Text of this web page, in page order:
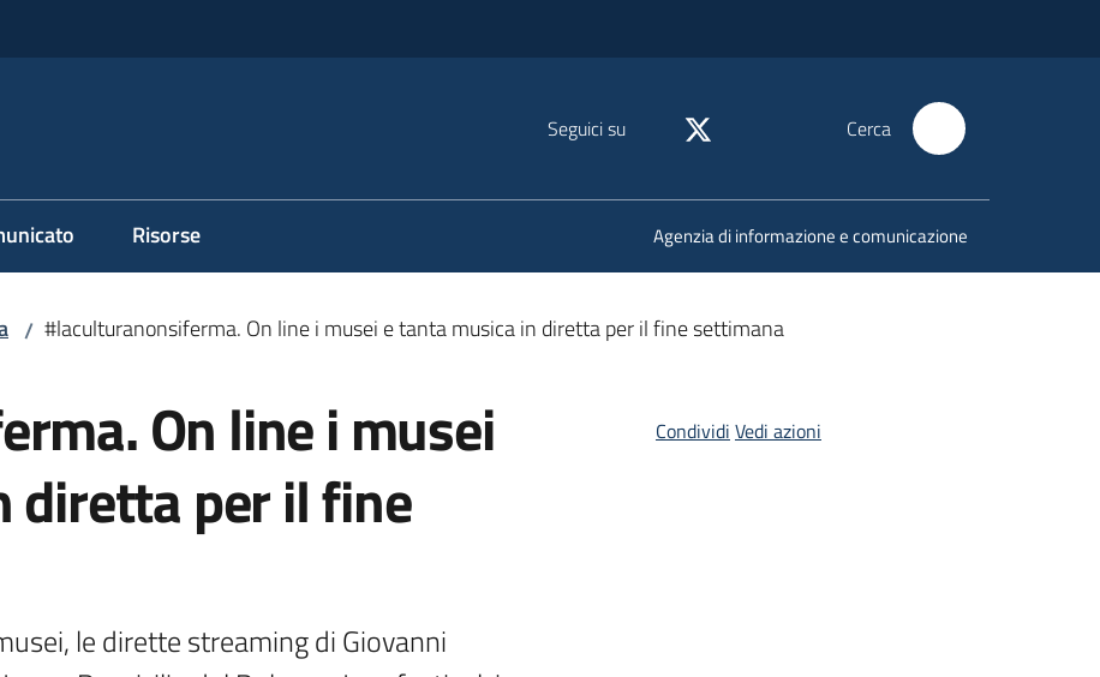
Seguici su Cerca
Risorse Agenzia di informazione e comunicazione
/ #laculturanonsiferma. On line i musei e tanta musica in diretta per il fine settimana
On line i musei
diretta per il fine
le dirette streaming di Giovanni
Condividi Vedi azioni